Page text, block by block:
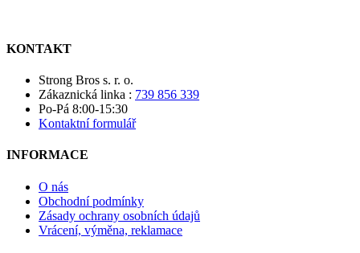
KONTAKT
Strong Bros s. r. o.
Zákaznická linka : 739 856 339
Po-Pá 8:00-15:30
Kontaktní formulář
INFORMACE
O nás
Obchodní podmínky
Zásady ochrany osobních údajů
Vrácení, výměna, reklamace